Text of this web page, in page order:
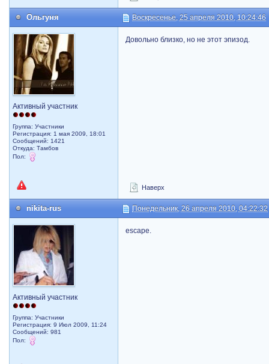
Ольгуня Воскресенье, 25 апреля 2010, 10:24:46
Активный участник
Группа: Участники
Регистрация: 1 мая 2009, 18:01
Сообщений: 1421
Откуда: Тамбов
Пол:
Довольно близко, но не этот эпизод.
Наверх
nikita-rus Понедельник, 26 апреля 2010, 04:22:32
Активный участник
Группа: Участники
Регистрация: 9 Июл 2009, 11:24
Сообщений: 981
Пол:
escape.